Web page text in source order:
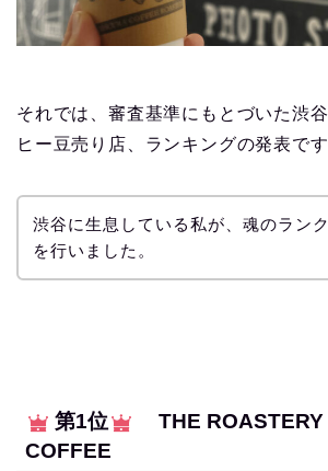
それでは、審査基準にもとづいた渋
ヒー豆売り店、ランキングの発表です
渋谷に生息している私が、魂のラン
を行いました。
第1位
THE ROASTERY
COFFEE